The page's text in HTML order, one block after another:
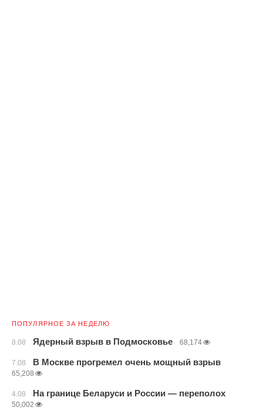
ПОПУЛЯРНОЕ ЗА НЕДЕЛЮ
8.08 Ядерный взрыв в Подмосковье 68,174
7.08 В Москве прогремел очень мощный взрыв
65,208
4.08 На границе Беларуси и России — переполох
50,002